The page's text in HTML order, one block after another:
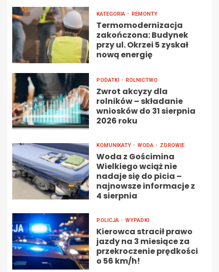
KATEGORIA REMONTY
Termomodernizacja
zakończona: Budynek
przy ul. Okrzei 5 zyskał
nową energię
PODATKI ROLNICTWO
Zwrot akcyzy dla
rolników – składanie
wniosków do 31 sierpnia
2026 roku
KOMUNIKATY WODA ZDROWIE
Woda z Gościmina
Wielkiego wciąż nie
nadaje się do picia –
najnowsze informacje z
4 sierpnia
POLICJA WYPADKI
Kierowca stracił prawo
jazdy na 3 miesiące za
przekroczenie prędkości
o 56 km/h!